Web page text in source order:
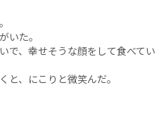
いた。
で、幸せそうな顔をして食べてい
と、にこりと微笑んだ。